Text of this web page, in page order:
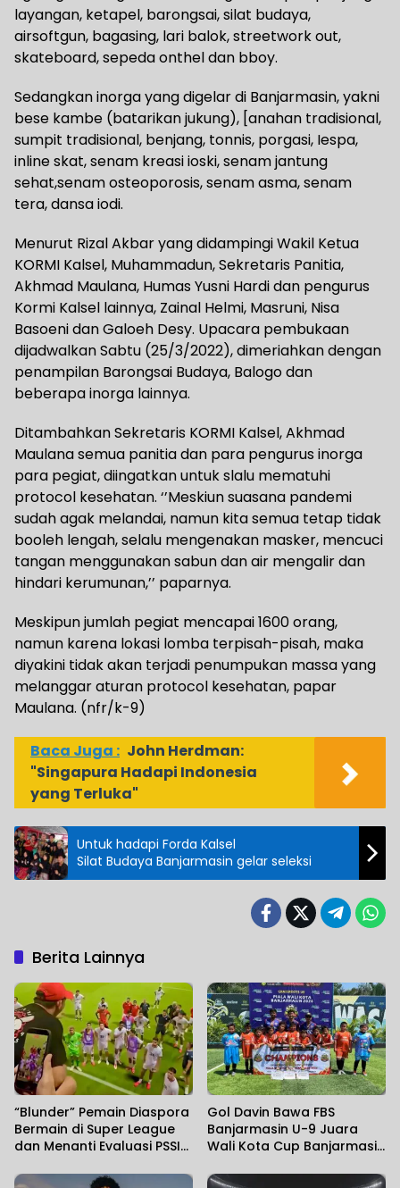
layangan, ketapel, barongsai, silat budaya,
airsoftgun, bagasing, lari balok, streetwork out,
skateboard, sepeda onthel dan bboy.
Sedangkan inorga yang digelar di Banjarmasin, yakni
bese kambe (batarikan jukung), [anahan tradisional,
sumpit tradisional, benjang, tonnis, porgasi, Iespa,
inline skat, senam kreasi ioski, senam jantung
sehat,senam osteoporosis, senam asma, senam
tera, dansa iodi.
Menurut Rizal Akbar yang didampingi Wakil Ketua
KORMI Kalsel, Muhammadun, Sekretaris Panitia,
Akhmad Maulana, Humas Yusni Hardi dan pengurus
Kormi Kalsel lainnya, Zainal Helmi, Masruni, Nisa
Basoeni dan Galoeh Desy. Upacara pembukaan
dijadwalkan Sabtu (25/3/2022), dimeriahkan dengan
penampilan Barongsai Budaya, Balogo dan
beberapa inorga lainnya.
Ditambahkan Sekretaris KORMI Kalsel, Akhmad
Maulana semua panitia dan para pengurus inorga
para pegiat, diingatkan untuk slalu mematuhi
protocol kesehatan. ‘’Meskiun suasana pandemi
sudah agak melandai, namun kita semua tetap tidak
booleh lengah, selalu mengenakan masker, mencuci
tangan menggunakan sabun dan air mengalir dan
hindari kerumunan,’’ paparnya.
Meskipun jumlah pegiat mencapai 1600 orang,
namun karena lokasi lomba terpisah-pisah, maka
diyakini tidak akan terjadi penumpukan massa yang
melanggar aturan protocol kesehatan, papar
Maulana. (nfr/k-9)
Baca Juga : John Herdman:
"Singapura Hadapi Indonesia
yang Terluka"
Untuk hadapi Forda Kalsel
Silat Budaya Banjarmasin gelar seleksi
Berita Lainnya
“Blunder” Pemain Diaspora
Bermain di Super League
dan Menanti Evaluasi PSSI
AFF
Gol Davin Bawa FBS
Banjarmasin U-9 Juara
Wali Kota Cup Banjarmasin